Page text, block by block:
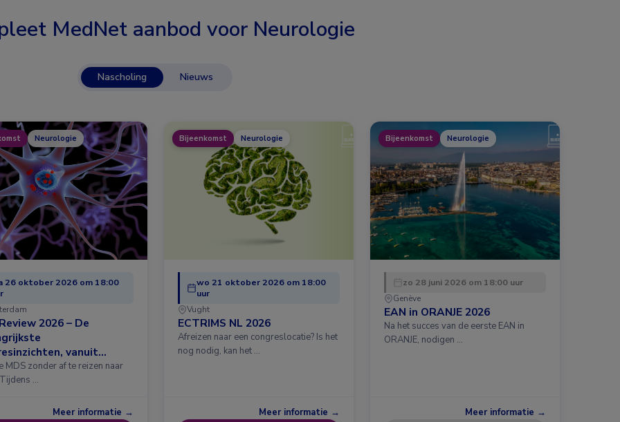
MedNet aanbod voor Neurologie
Nascholing Nieuws
Neurologie
26 oktober 2026 om 18:00
2026 – De
vanuit
MDS zonder af te reizen naar
…
Meer informatie →
Bijeenkomst Neurologie
wo 21 oktober 2026 om 18:00
uur
Vught
ECTRIMS NL 2026
Afreizen naar een congreslocatie? Is het
nog nodig, kan het …
Meer informatie →
Bijeenkomst Neurologie
zo 28 juni 2026 om 18:00 uur
Genève
EAN in ORANJE 2026
Na het succes van de eerste EAN in
ORANJE, nodigen …
Meer informatie →